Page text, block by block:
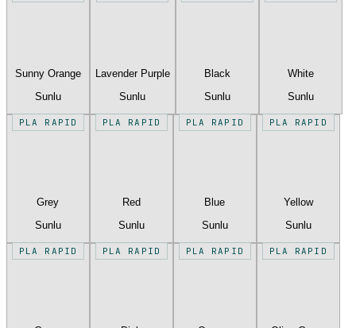
Sunny Orange
Sunlu
Lavender Purple
Sunlu
Black
Sunlu
White
Sunlu
PLA RAPID
Grey
Sunlu
PLA RAPID
Red
Sunlu
PLA RAPID
Blue
Sunlu
PLA RAPID
Yellow
Sunlu
PLA RAPID PLA RAPID PLA RAPID PLA RAPID